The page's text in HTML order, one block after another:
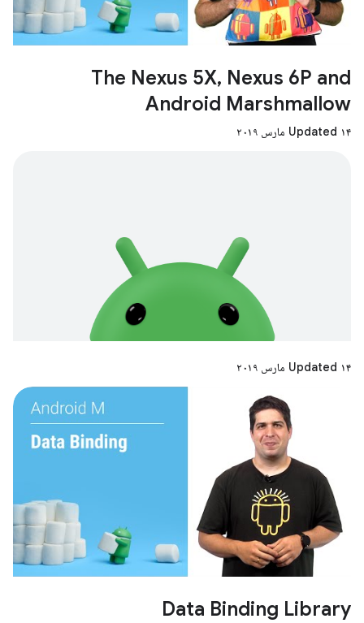
The Nexus 5X, Nexus 6P and
Android Marshmallow
Updated ۱۴ مارس ۲۰۱۹
Updated ۱۴ مارس ۲۰۱۹
Data Binding Library